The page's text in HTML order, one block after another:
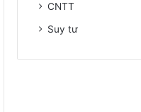
CNTT
Suy tư